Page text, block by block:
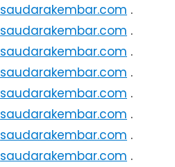
saudarakembar.com .
saudarakembar.com .
saudarakembar.com .
saudarakembar.com .
saudarakembar.com .
saudarakembar.com .
saudarakembar.com .
saudarakembar.com .